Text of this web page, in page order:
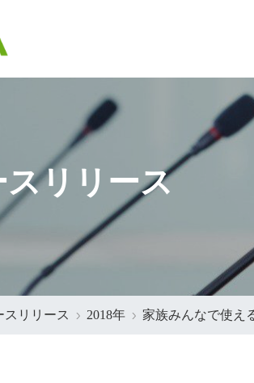
スリリース
スリリース 2018年 家族みんなで使え